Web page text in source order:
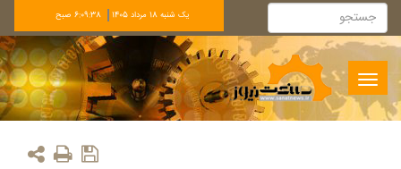
يک شنبه 18 مرداد 1405 6:09:38 صبح
Toggle
navigation